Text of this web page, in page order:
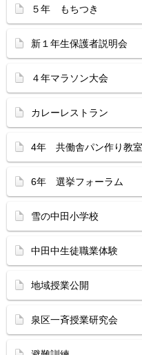
５年 もちつき
新１年生保護者説明会
４年マラソン大会
カレーレストラン
4年 共働舎パン作り教室
6年 選挙フォーラム
雪の中田小学校
中田中生徒職業体験
地域授業公開
泉区一斉授業研究会